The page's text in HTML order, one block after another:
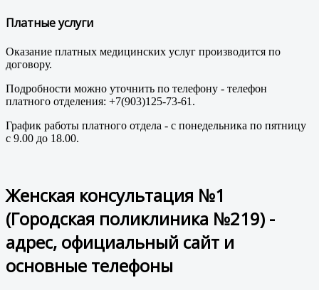
Платные услуги
Оказание платных медицинских услуг производится по
договору.
Подробности можно уточнить по телефону - телефон
платного отделения: +7(903)125-73-61.
График работы платного отдела - с понедельника по пятницу
с 9.00 до 18.00.
Женская консультация №1
(Городская поликлиника №219) -
адрес, официальный сайт и
основные телефоны